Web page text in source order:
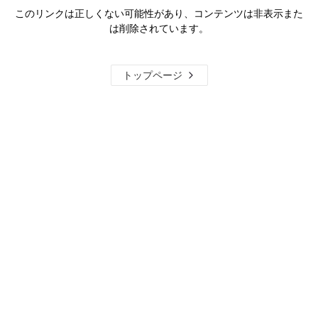
このリンクは正しくない可能性があり、コンテンツは非表示また
は削除されています。
トップページ